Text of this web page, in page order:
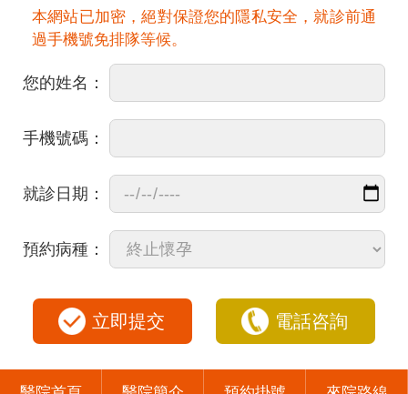
本網站已加密，絕對保證您的隱私安全，就診前通
過手機號免排隊等候。
您的姓名：
手機號碼：
就診日期：
預約病種：
立即提交 電話咨詢